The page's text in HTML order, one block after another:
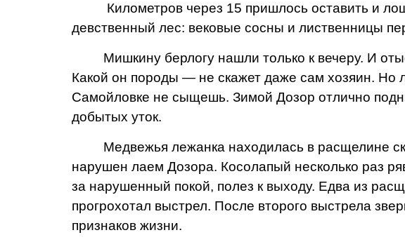
Километров через 15 пришлось оставить и
девственный лес: вековые сосны и лиственницы
Мишкину берлогу нашли только к вечеру. И
Какой он породы — не скажет даже сам хо­зяин. Но
Самойловке не сыщешь. Зимой Дозор отлично
добытых уток.
Медвежья лежанка находилась в расщелине
нарушен ла­ем Дозора. Косолапый несколько раз
за нарушенный покой, полез к выходу. Едва из
прогрохотал выстрел. После второго выстрела
признаков жизни.